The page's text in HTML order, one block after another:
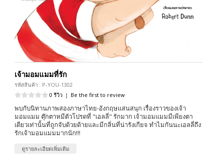
เจ้ามอมแมมที่รัก
รหัสสินค้า : P-YOU-1302
0 รีวิว | Be the first to review
พบกับนิทานภาพสองภาษาไทย-อังกฤษแสนสนุก เรื่องราวของเจ้า
มอมแมม ตุ๊กตาหมีตัวโปรดที่ "เอลลี่" รักมาก เจ้ามอมแมมมีเพียงตา
เดียวเท่านั้นที่ถูกจับด้วยด้ายและมีกลิ่นที่น่ารังเกียจ ทำไมกันนะเอลลี่ถึง
รักเจ้ามอมแมมมากนัก!!!
ดูรายละเอียดเพิ่มเติม